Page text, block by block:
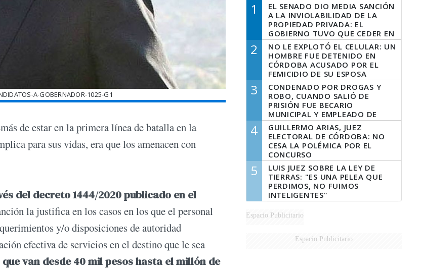
A-GOBERNADOR-1025-G1
de estar en la primera línea de batalla en la
para sus vidas, era que los amenacen con
del decreto 1444/2020 publicado en el
la justifica en los casos en los que el personal
y/o disposiciones de autoridad
efectiva de servicios en el destino que le sea
van desde 40 mil pesos hasta el millón de
1
EL SENADO DIO MEDIA SANCIÓN
A LA INVIOLABILIDAD DE LA
PROPIEDAD PRIVADA: EL
GOBIERNO TUVO QUE CEDER EN
LA LEY DEL MANEJO DEL FUEGO
2
NO LE EXPLOTÓ EL CELULAR: UN
HOMBRE FUE DETENIDO EN
CÓRDOBA ACUSADO POR EL
FEMICIDIO DE SU ESPOSA
3
CONDENADO POR DROGAS Y
ROBO, CUANDO SALIÓ DE
PRISIÓN FUE BECARIO
MUNICIPAL Y EMPLEADO DE
SENAF
4
GUILLERMO ARIAS, JUEZ
ELECTORAL DE CÓRDOBA: NO
CESA LA POLÉMICA POR EL
CONCURSO
5
LUIS JUEZ SOBRE LA LEY DE
TIERRAS: "ES UNA PELEA QUE
PERDIMOS, NO FUIMOS
INTELIGENTES"
Espacio Publicitario
Espacio Publicitario